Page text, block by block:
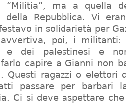
“Militia”, ma a quella
della Repubblica. Vi
in solidarietà per
poi, i militanti:
e dei palestinesi e
capire a Gianni non
Questi ragazzi o elettori
passare per barbari
Ci si deve aspettare